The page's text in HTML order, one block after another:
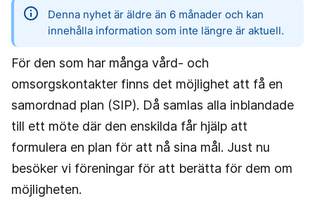
information
Denna nyhet är äldre än 6 månader och kan
innehålla information som inte längre är aktuell.
För den som har många vård- och
omsorgskontakter finns det möjlighet att få en
samordnad plan (SIP). Då samlas alla inblandade
till ett möte där den enskilda får hjälp att
formulera en plan för att nå sina mål. Just nu
besöker vi föreningar för att berätta för dem om
möjligheten.